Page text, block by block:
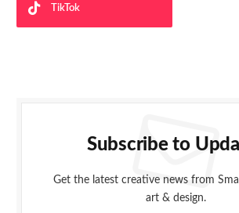
TikTok
Subscribe to
Get the latest creative news from
art & design.